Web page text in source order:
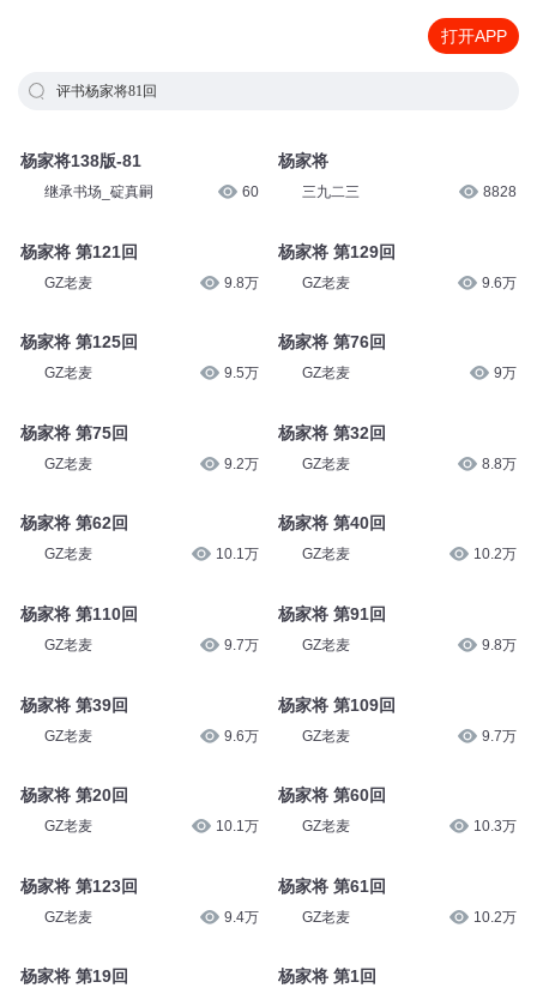
打开APP
评书杨家将81回
杨家将138版-81
继承书场_碇真嗣 60
杨家将 第121回
GZ老麦 9.8万
杨家将 第125回
GZ老麦 9.5万
杨家将 第75回
GZ老麦 9.2万
杨家将 第62回
GZ老麦 10.1万
杨家将 第110回
GZ老麦 9.7万
杨家将 第39回
GZ老麦 9.6万
杨家将 第20回
GZ老麦 10.1万
杨家将 第123回
GZ老麦 9.4万
杨家将 第19回
杨家将
三九二三 8828
杨家将 第129回
GZ老麦 9.6万
杨家将 第76回
GZ老麦 9万
杨家将 第32回
GZ老麦 8.8万
杨家将 第40回
GZ老麦 10.2万
杨家将 第91回
GZ老麦 9.8万
杨家将 第109回
GZ老麦 9.7万
杨家将 第60回
GZ老麦 10.3万
杨家将 第61回
GZ老麦 10.2万
杨家将 第1回